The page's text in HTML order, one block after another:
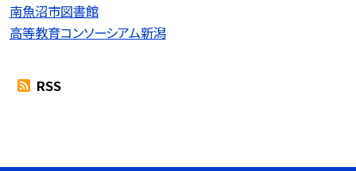
南魚沼市図書館
高等教育コンソーシアム新潟
RSS